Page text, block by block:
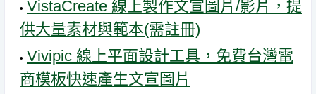
VistaCreate 線上製作文宣圖片/影片，提
供大量素材與範本(需註冊)
Vivipic 線上平面設計工具，免費台灣電
商模板快速產生文宣圖片